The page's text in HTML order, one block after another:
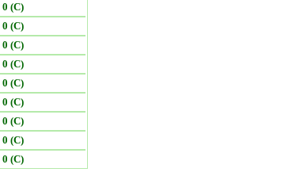
0 (C)
0 (C)
0 (C)
0 (C)
0 (C)
0 (C)
0 (C)
0 (C)
0 (C)